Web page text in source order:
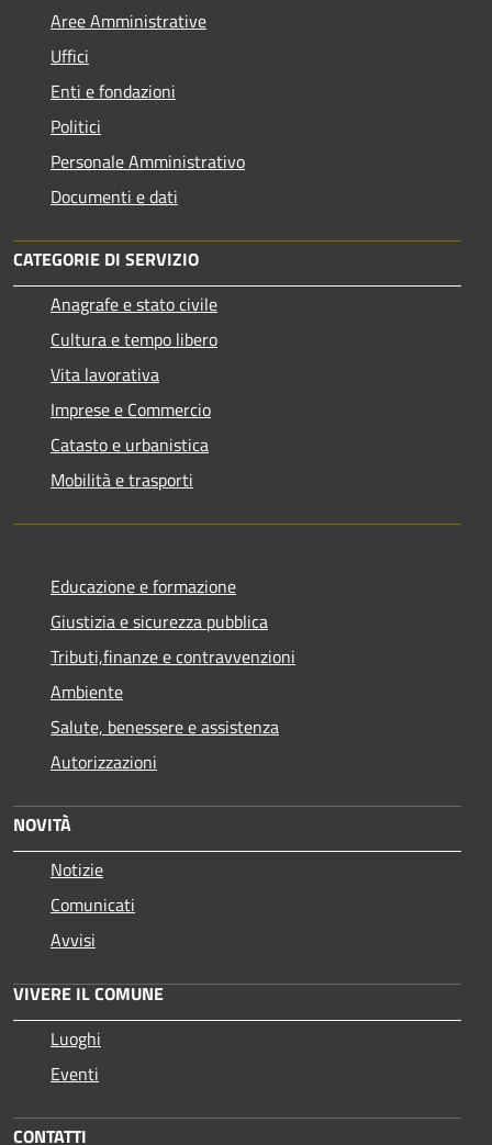
Aree Amministrative
Uffici
Enti e fondazioni
Politici
Personale Amministrativo
Documenti e dati
CATEGORIE DI SERVIZIO
Anagrafe e stato civile
Cultura e tempo libero
Vita lavorativa
Imprese e Commercio
Catasto e urbanistica
Mobilità e trasporti
Educazione e formazione
Giustizia e sicurezza pubblica
Tributi,finanze e contravvenzioni
Ambiente
Salute, benessere e assistenza
Autorizzazioni
NOVITÀ
Notizie
Comunicati
Avvisi
VIVERE IL COMUNE
Luoghi
Eventi
CONTATTI